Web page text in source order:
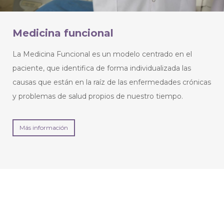
Medicina funcional
La Medicina Funcional es un modelo centrado en el
paciente, que identifica de forma individualizada las
causas que están en la raíz de las enfermedades crónicas
y problemas de salud propios de nuestro tiempo.
Más información